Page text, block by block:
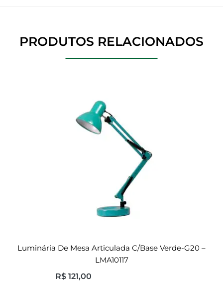
PRODUTOS RELACIONADOS
Luminária De Mesa Articulada C/base Verde-G20 –
LMA10117
R$121,00